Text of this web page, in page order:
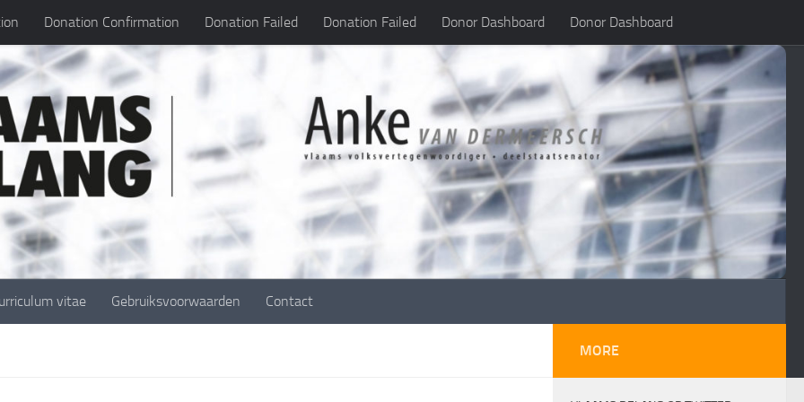
Donation Confirmation Donation Failed Donation Failed Donor Dashboard Donor Dashboard
vitae Gebruiksvoorwaarden Contact
MORE